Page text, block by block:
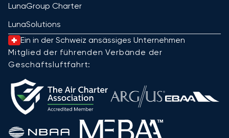
LunaGroup Charter
LunaSolutions
Ein in der Schweiz ansässiges Unternehmen
Mitglied der führenden Verbände der
Geschäftsluftfahrt: